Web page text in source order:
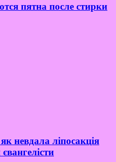
пятна после стирки
невдала ліпосакція